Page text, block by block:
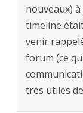
nouveaux)
timeline
venir
forum (ce
très utiles